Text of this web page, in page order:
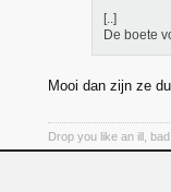
[..]
De boete
Mooi dan zijn ze
Drop you like an ill,